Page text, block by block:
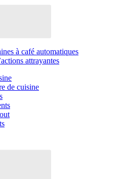
à café automatiques
attrayantes
de cuisine